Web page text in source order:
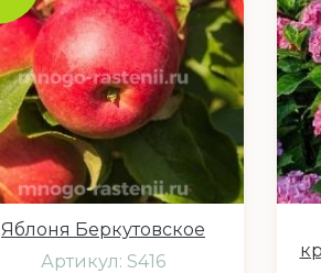
Яблоня Беркутовское
Артикул: S416